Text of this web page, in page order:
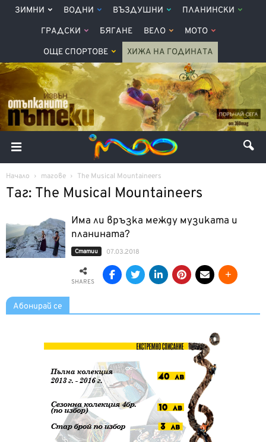
ЗИМНИ ВОДНИ ВЪЗДУШНИ ПЛАНИНСКИ
ГРАДСКИ БЯГАНЕ ВЕЛО МОТО
ОЩЕ СПОРТОВЕ ХИЖА НА ГОДИНАТА
Начало тагове The Musical Mountaineers
Таг: The Musical Mountaineers
Има ли връзка между музиката и
планината?
Статии 07.03.2018
SHARES
Абонирай се